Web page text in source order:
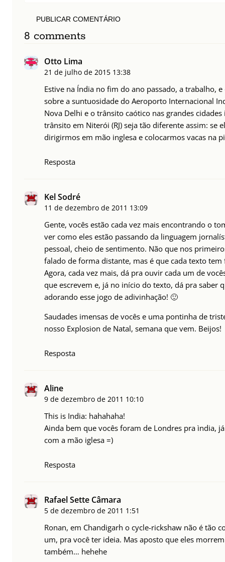
PUBLICAR COMENTÁRIO
8 comments
Otto Lima
21 de julho de 2015 13:38
Estive na Índia no fim do ano passado, a trabalho,
sobre a suntuosidade do Aeroporto Internacional
Nova Delhi e o trânsito caótico nas grandes
trânsito em Niterói (RJ) seja tão diferente assim: se
dirigirmos em mão inglesa e colocarmos vacas na
Resposta
Kel Sodré
11 de dezembro de 2011 13:09
Gente, vocês estão cada vez mais encontrando o
ver como eles estão passando da linguagem
pessoal, cheio de sentimento. Não que nos
falado de forma distante, mas é que cada texto
Agora, cada vez mais, dá pra ouvir cada um de
que escrevem e, já no início do texto, dá pra saber
adorando esse jogo de adivinhação! 🙂
Saudades imensas de vocês e uma pontinha de
nosso Explosion de Natal, semana que vem. Beijos!
Resposta
Aline
9 de dezembro de 2011 10:10
This is India: hahahaha!
Ainda bem que vocês foram de Londres pra ìndia,
com a mão iglesa =)
Resposta
Rafael Sette Câmara
5 de dezembro de 2011 1:51
Ronan, em Chandigarh o cycle-rickshaw não é tão
um, pra você ter ideia. Mas aposto que eles
também… hehehe